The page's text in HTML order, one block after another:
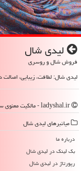
لیدی شال
فروش شال و روسری
لیدی شال: لطافت، زیبایی،
میانبرهای لیدی شال
درباره ما
بک لینک در لیدی شال
رپورتاژ در لیدی شال